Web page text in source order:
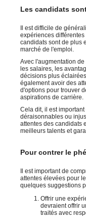
Les candidats
Il est difficile de
expériences
candidats sont de plus
marché de l'emploi.
Avec l'augmentation
les salaires, les
décisions plus
également avoir des
d'options pour trouver
aspirations de carrière.
Cela dit, il est
déraisonnables ou
attentes des candidats
meilleurs talents et
Pour contrer le
Il est important de
attentes élevées pour
quelques suggestions
Offrir une
devraient offrir
traités avec